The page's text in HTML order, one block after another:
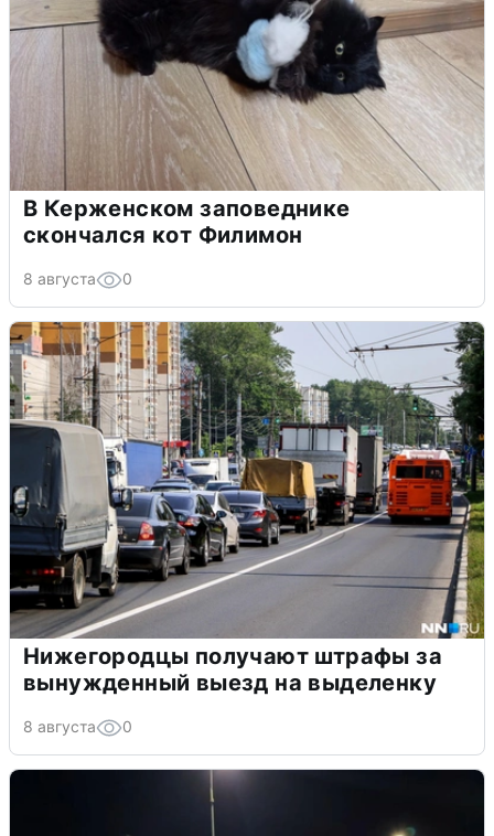
В Керженском заповеднике
скончался кот Филимон
8 августа 0
Нижегородцы получают штрафы за
вынужденный выезд на выделенку
8 августа 0